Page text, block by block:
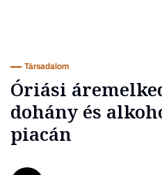
Üzlet
Társadalom
Óriási
dohány és
piacán